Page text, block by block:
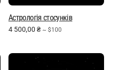
Астрологія стосунків
4 500,00 ₴ ~ $100